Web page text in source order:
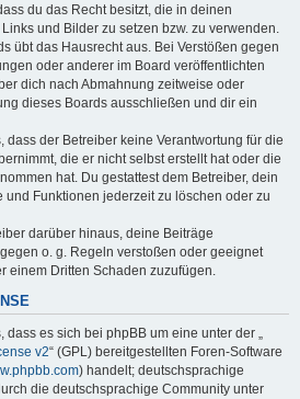
du das Recht besitzt, die in deinen
und Bilder zu setzen bzw. zu verwenden.
übt das Hausrecht aus. Bei Verstößen gegen
oder anderer im Board veröffentlichten
dich nach Abmahnung zeitweise oder
dieses Boards ausschließen und dir ein
dass der Betreiber keine Verantwortung für die
die er nicht selbst erstellt hat oder die
hat. Du gestattest dem Betreiber, dein
und Funktionen jederzeit zu löschen oder zu
darüber hinaus, deine Beiträge
o. g. Regeln verstoßen oder geeignet
einem Dritten Schaden zuzufügen.
dass es sich bei phpBB um eine unter der „
v2“ (GPL) bereitgestellten Foren-Software
) handelt; deutschsprachige
die deutschsprachige Community unter